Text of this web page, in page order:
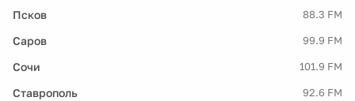
Псков 88.3 FM
Саров 99.9 FM
Сочи 101.9 FM
Ставрополь 92.6 FM